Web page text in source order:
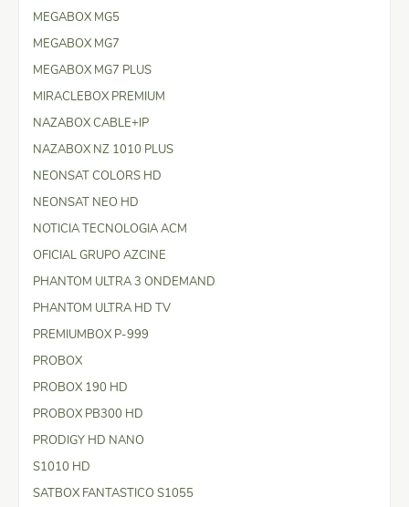
MEGABOX MG5
MEGABOX MG7
MEGABOX MG7 PLUS
MIRACLEBOX PREMIUM
NAZABOX CABLE+IP
NAZABOX NZ 1010 PLUS
NEONSAT COLORS HD
NEONSAT NEO HD
NOTICIA TECNOLOGIA ACM
OFICIAL GRUPO AZCINE
PHANTOM ULTRA 3 ONDEMAND
PHANTOM ULTRA HD TV
PREMIUMBOX P-999
PROBOX
PROBOX 190 HD
PROBOX PB300 HD
PRODIGY HD NANO
S1010 HD
SATBOX FANTASTICO S1055